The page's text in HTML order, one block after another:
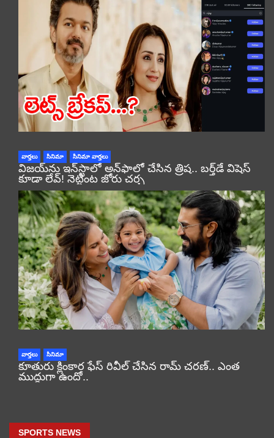
వార్తలు సినిమా సినిమా వార్తలు
విజయ్‌ను ఇన్‌స్టాలో అన్‌ఫాలో చేసిన త్రిష.. బర్త్‌డే విషెస్
కూడా లేవ్! నెట్టింట జోరు చర్చ
వార్తలు సినిమా
కూతురు క్లింకార ఫేస్ రివీల్ చేసిన రామ్ చరణ్.. ఎంత
ముద్దుగా ఉందో..
SPORTS NEWS